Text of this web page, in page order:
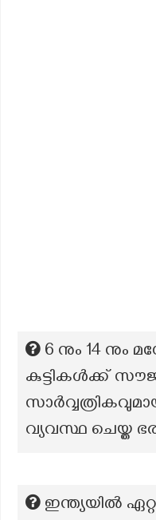
6 നും 14 നും
കുട്ടികൾക്ക്
വ്യവസ്ഥ ചെയ്ത
ഇന്ത്യയിൽ